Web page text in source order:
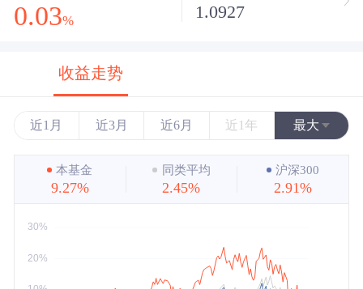
0.03% 1.0927
收益走势
近1月 近3月 近6月 近1年 最大
近3年
近5年
本基金
9.27%
同类平均
2.45%
沪深300
2.91%